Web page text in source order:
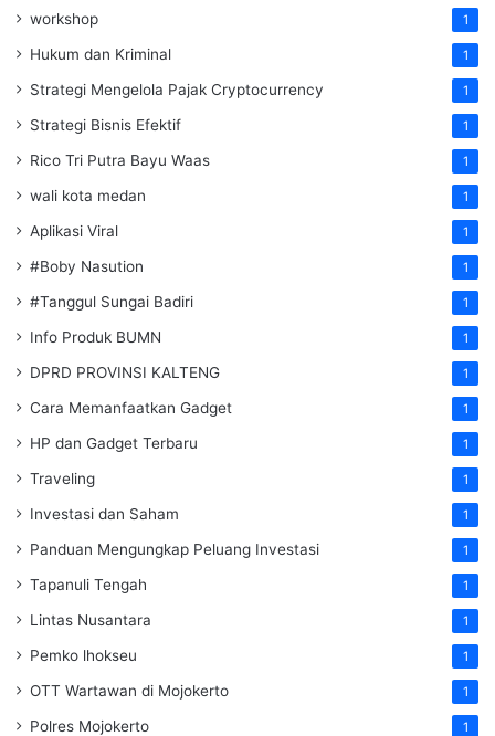
workshop 1
Hukum dan Kriminal 1
Strategi Mengelola Pajak Cryptocurrency 1
Strategi Bisnis Efektif 1
Rico Tri Putra Bayu Waas 1
wali kota medan 1
Aplikasi Viral 1
#Boby Nasution 1
#Tanggul Sungai Badiri 1
Info Produk BUMN 1
DPRD PROVINSI KALTENG 1
Cara Memanfaatkan Gadget 1
HP dan Gadget Terbaru 1
Traveling 1
Investasi dan Saham 1
Panduan Mengungkap Peluang Investasi 1
Tapanuli Tengah 1
Lintas Nusantara 1
Pemko lhokseu 1
OTT Wartawan di Mojokerto 1
Polres Mojokerto 1